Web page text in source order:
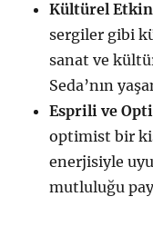
Kültürel
sergiler gibi
sanat ve
Seda’nın
Esprili ve
optimist bir
enerjisiyle
mutluluğu